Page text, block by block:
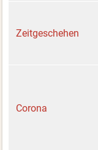
Zeitgeschehen
Corona